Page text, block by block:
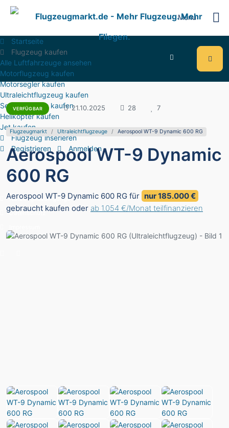
Menu
Startseite
Flugzeug kaufen
Alle Luftfahrzeuge ansehen
Motorflugzeug kaufen
Motorsegler kaufen
Ultraleichtflugzeug kaufen
Segelflugzeug kaufen
Helikopter kaufen
Jet kaufen
Flugzeug inserieren
Registrieren
Anmelden
Nutzungsbedingungen
Datenschutz
VERFÜGBAR 21.10.2025 14.044
28 7
Flugzeugmarkt Ultraleichtflugzeuge Aerospool WT-9 Dynamic 600 RG
Aerospool WT-9 Dynamic
600 RG
Aerospool WT-9 Dynamic 600 RG für nur 185.000 €
gebraucht kaufen oder ab 1.054 €/Monat teilfinanzieren